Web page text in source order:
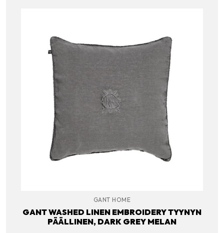
GANT HOME
GANT WASHED LINEN EMBROIDERY TYYNYN
PÄÄLLINEN, DARK GREY MELAN